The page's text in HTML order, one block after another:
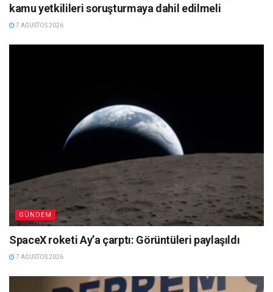
kamu yetkilileri soruşturmaya dahil edilmeli
7 AĞUSTOS 2026
GÜNDEM
SpaceX roketi Ay’a çarptı: Görüntüleri paylaşıldı
7 AĞUSTOS 2026